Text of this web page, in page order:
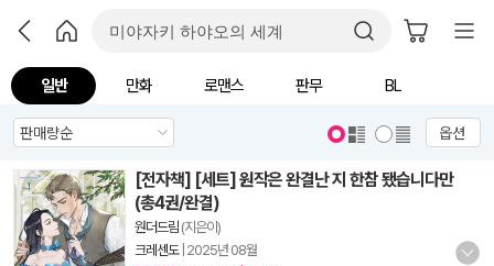
일반 만화 로맨스 판무 BL
옵션
[전자책] [세트] 원작은 완결난 지 한참 됐습니다만
(총4권/완결)
원더드림 (지은이)
크레센도| 2025년 08월